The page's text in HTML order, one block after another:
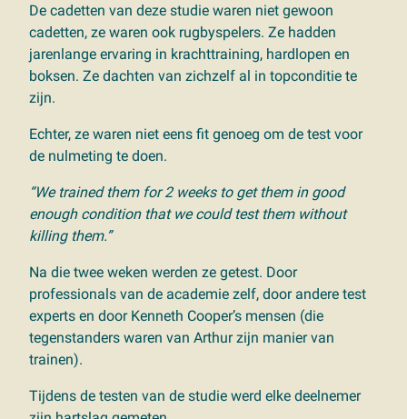
De cadetten van deze studie waren niet gewoon
cadetten, ze waren ook rugbyspelers. Ze hadden
jarenlange ervaring in krachttraining, hardlopen en
boksen. Ze dachten van zichzelf al in topconditie te
zijn.
Echter, ze waren niet eens fit genoeg om de test voor
de nulmeting te doen.
“We trained them for 2 weeks to get them in good
enough condition that we could test them without
killing them.”
Na die twee weken werden ze getest. Door
professionals van de academie zelf, door andere test
experts en door Kenneth Cooper’s mensen (die
tegenstanders waren van Arthur zijn manier van
trainen).
Tijdens de testen van de studie werd elke deelnemer